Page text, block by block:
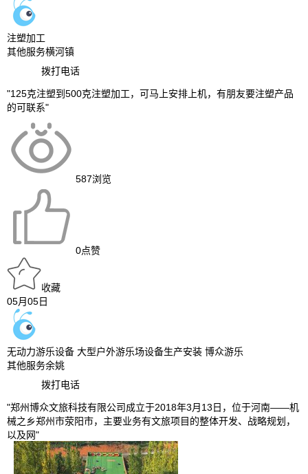
注塑加工
其他服务横河镇
拨打电话
"125克注塑到500克注塑加工，可马上安排上机，有朋友要注塑产品
的可联系"
587浏览
0点赞
收藏
05月05日
无动力游乐设备 大型户外游乐场设备生产安装 博众游乐
其他服务余姚
拨打电话
"郑州博众文旅科技有限公司成立于2018年3月13日，位于河南——机
械之乡郑州市荥阳市，主要业务有文旅项目的整体开发、战略规划，
以及网"